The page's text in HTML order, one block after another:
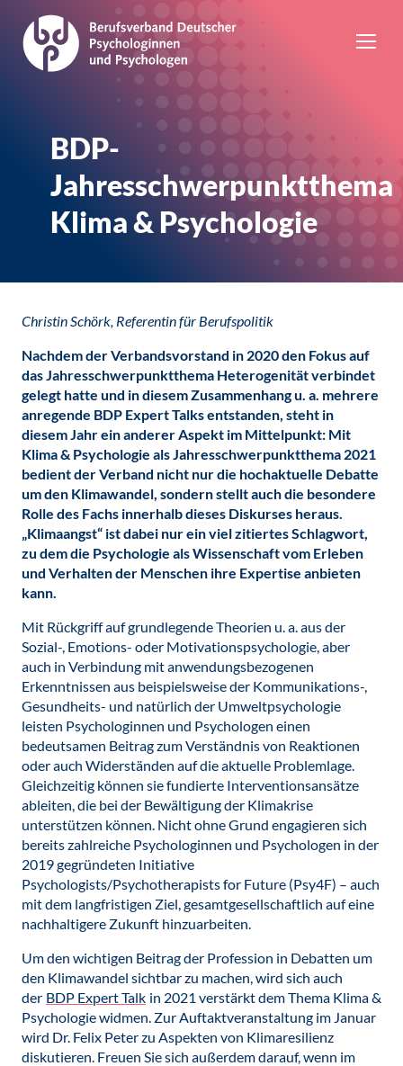
BDP-
Jahresschwerpunktthema
Klima & Psychologie
Christin Schörk, Referentin für Berufspolitik
Nachdem der Verbandsvorstand in 2020 den Fokus auf
das Jahresschwerpunktthema Heterogenität verbindet
gelegt hatte und in diesem Zusammenhang u. a. mehrere
anregende BDP Expert Talks entstanden, steht in
diesem Jahr ein anderer Aspekt im Mittelpunkt: Mit
Klima & Psychologie als Jahresschwerpunktthema 2021
bedient der Verband nicht nur die hochaktuelle Debatte
um den Klimawandel, sondern stellt auch die besondere
Rolle des Fachs innerhalb dieses Diskurses heraus.
„Klimaangst“ ist dabei nur ein viel zitiertes Schlagwort,
zu dem die Psychologie als Wissenschaft vom Erleben
und Verhalten der Menschen ihre Expertise anbieten
kann.
Mit Rückgriff auf grundlegende Theorien u. a. aus der
Sozial-, Emotions- oder Motivationspsychologie, aber
auch in Verbindung mit anwendungsbezogenen
Erkenntnissen aus beispielsweise der Kommunikations-,
Gesundheits- und natürlich der Umweltpsychologie
leisten Psychologinnen und Psychologen einen
bedeutsamen Beitrag zum Verständnis von Reaktionen
oder auch Widerständen auf die aktuelle Problemlage.
Gleichzeitig können sie fundierte Interventionsansätze
ableiten, die bei der Bewältigung der Klimakrise
unterstützen können. Nicht ohne Grund engagieren sich
bereits zahlreiche Psychologinnen und Psychologen in der
2019 gegründeten Initiative
Psychologists/Psychotherapists for Future (Psy4F) – auch
mit dem langfristigen Ziel, gesamtgesellschaftlich auf eine
nachhaltigere Zukunft hinzuarbeiten.
Um den wichtigen Beitrag der Profession in Debatten um
den Klimawandel sichtbar zu machen, wird sich auch
der BDP Expert Talk in 2021 verstärkt dem Thema Klima &
Psychologie widmen. Zur Auftaktveranstaltung im Januar
wird Dr. Felix Peter zu Aspekten von Klimaresilienz
diskutieren. Freuen Sie sich außerdem darauf, wenn im